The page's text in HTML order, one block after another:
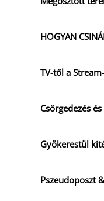
HOGYAN
TV-től a
Csörgedezés
Gyökerestül
Pszeudoposzt